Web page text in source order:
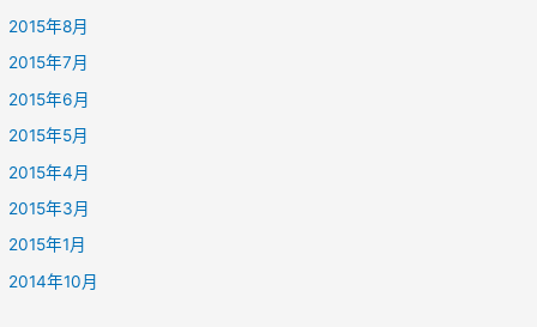
2015年8月
2015年7月
2015年6月
2015年5月
2015年4月
2015年3月
2015年1月
2014年10月